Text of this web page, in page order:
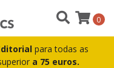
para todas as
a 75 euros.
0